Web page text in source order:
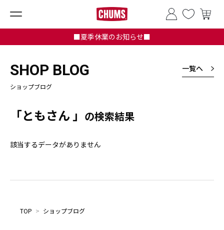
■夏季休業のお知らせ■
SHOP BLOG
ショップブログ
一覧へ
「ともさん 」 の検索結果
該当するデータがありません
TOP > ショップブログ